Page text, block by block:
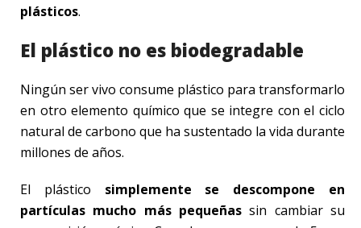
plásticos.
El plástico no es biodegradable
Ningún ser vivo consume plástico para transformarlo
en otro elemento químico que se integre con el ciclo
natural de carbono que ha sustentado la vida durante
millones de años.
El plástico simplemente se descompone en
partículas mucho más pequeñas sin cambiar su